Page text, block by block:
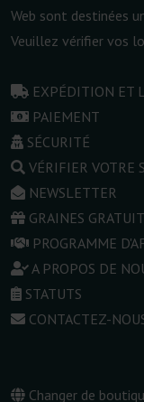
Web sont destinées
Veuillez vérifier vos
EXPÉDITION ET
PAIEMENT
SÉCURITÉ
VÉRIFIER VOTRE
NEWSLETTER
GRAINES
PROGRAMME
A PROPOS DE
STATUTS
CONTACTEZ-
Changer de